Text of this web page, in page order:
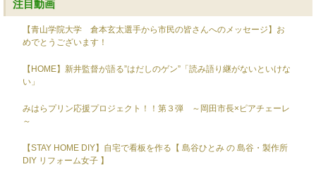
注目動画
【青山学院大学 倉本玄太選手から市民の皆さんへのメッセージ】お
めでとうございます！
【HOME】新井監督が語る”はだしのゲン”「読み語り継がないといけな
い」
みはらプリン応援プロジェクト！！第３弾 ～岡田市長×ピアチェーレ
～
【STAY HOME DIY】自宅で看板を作る【 島谷ひとみ の 島谷・製作所
DIY リフォーム女子 】